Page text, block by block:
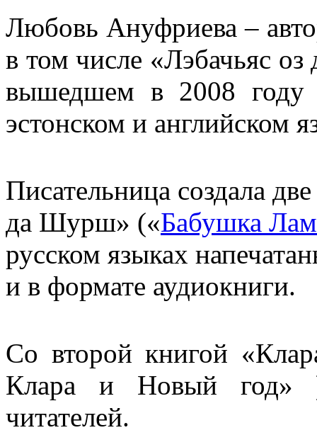
Любовь Ануфриева –
в том числе «Лэбачьяс
вышедшем в 2008 году
эстонском и английском
Писательница создала
да Шурш» («Бабушка
русском языках
и в формате аудиокниги.
Со второй книгой
Клара и Новый год»
читателей.